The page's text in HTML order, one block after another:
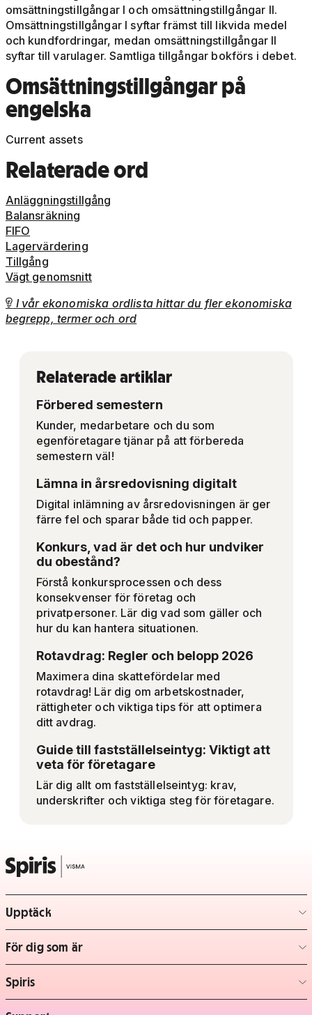
omsättningstillgångar I och omsättningstillgångar II.
Omsättningstillgångar I syftar främst till likvida medel
och kundfordringar, medan omsättningstillgångar II
syftar till varulager. Samtliga tillgångar bokförs i debet.
Omsättningstillgångar på
engelska
Current assets
Relaterade ord
Anläggningstillgång
Balansräkning
FIFO
Lagervärdering
Tillgång
Vägt genomsnitt
 I vår ekonomiska ordlista hittar du fler ekonomiska
begrepp, termer och ord
Relaterade artiklar
Förbered semestern
Kunder, medarbetare och du som
egenföretagare tjänar på att förbereda
semestern väl!
Lämna in årsredovisning digitalt
Digital inlämning av årsredovisningen är ger
färre fel och sparar både tid och papper.
Konkurs, vad är det och hur undviker
du obestånd?
Förstå konkursprocessen och dess
konsekvenser för företag och
privatpersoner. Lär dig vad som gäller och
hur du kan hantera situationen.
Rotavdrag: Regler och belopp 2026
Maximera dina skattefördelar med
rotavdrag! Lär dig om arbetskostnader,
rättigheter och viktiga tips för att optimera
ditt avdrag.
Guide till fastställelseintyg: Viktigt att
veta för företagare
Lär dig allt om fastställelseintyg: krav,
underskrifter och viktiga steg för företagare.
Upptäck
– klicka för att expandera lista
För dig som är
– klicka för att expandera lista
Spiris
– klicka för att expandera lista